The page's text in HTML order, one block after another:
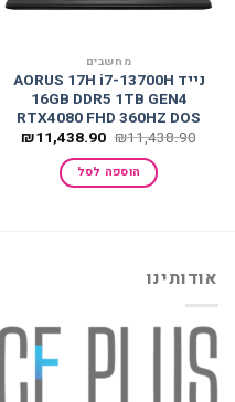
מחשבים
נייד AORUS 17H i7-13700H
16GB DDR5 1TB GEN4
RTX4080 FHD 360HZ DOS
₪11,438.90 המחיר
היה:
₪11,438.90.
₪11,438.90 המחיר
הוספה לסל
אודותינו